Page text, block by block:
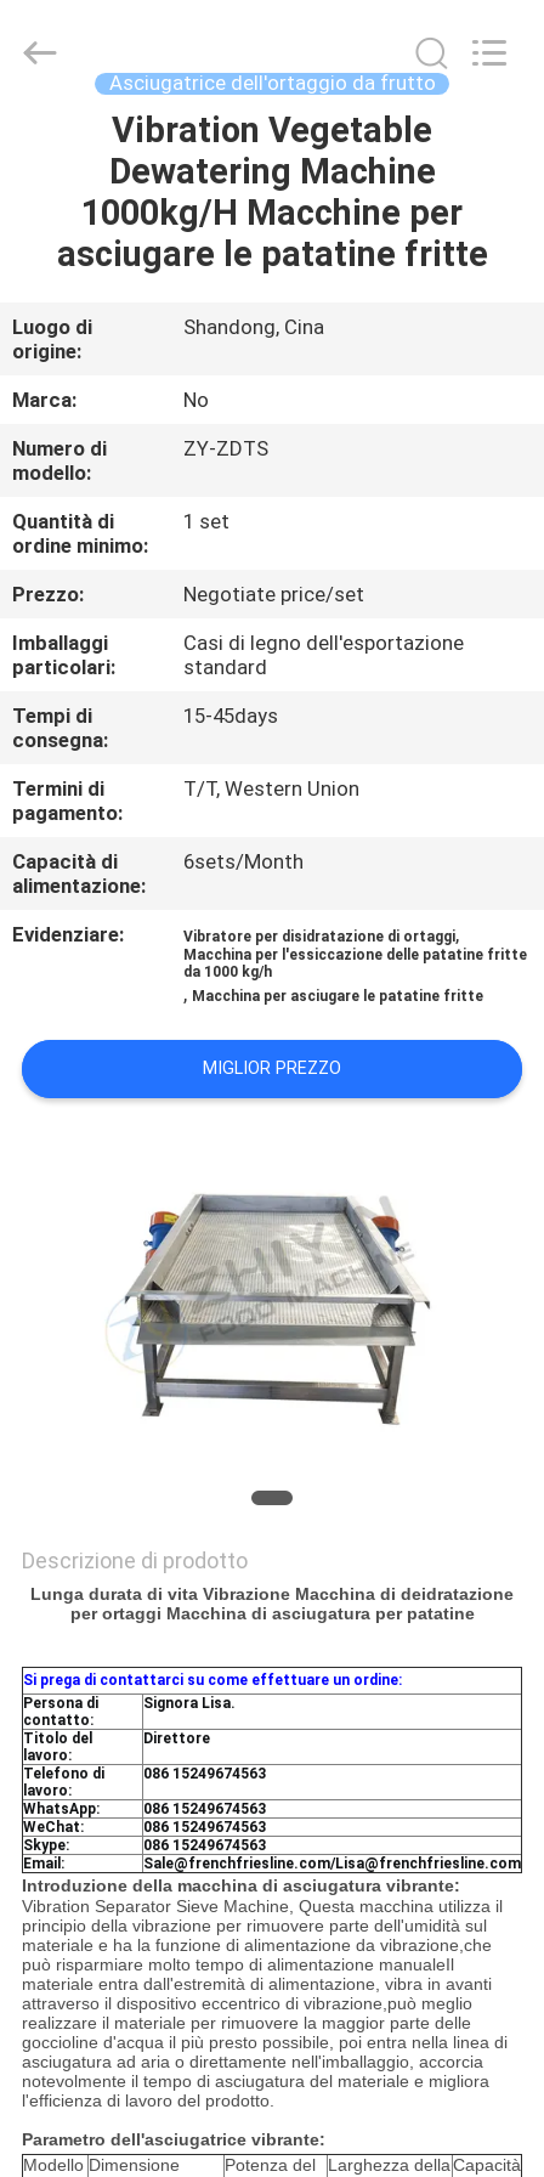
PRODOTTI
NOI
GIRO
DELLA
FABBRICA
CONTROLLO
DI
QUALITÀ
CONTATTICI
NOTIZIE
CASI
SITO
Asciugatrice dell'ortaggio da frutto
Vibration Vegetable
Dewatering Machine
1000kg/H Macchine per
asciugare le patatine fritte
Luogo di
origine:
Shandong, Cina
Marca:
No
Numero di
modello:
ZY-ZDTS
Quantità di
ordine minimo:
1 set
Prezzo:
Negotiate price/set
Imballaggi
particolari:
Casi di legno dell'esportazione
standard
Tempi di
consegna:
15-45days
Termini di
pagamento:
T/T, Western Union
Capacità di
alimentazione:
6sets/Month
Evidenziare: Vibratore per disidratazione di ortaggi,
Macchina per l'essiccazione delle patatine fritte
da 1000 kg/h
, Macchina per asciugare le patatine fritte
MIGLIOR PREZZO
Descrizione di prodotto
Lunga durata di vita Vibrazione Macchina di deidratazione
per ortaggi Macchina di asciugatura per patatine
Si prega di contattarci su come effettuare un ordine:
Persona di
contatto:
Signora Lisa.
Titolo del
lavoro:
Direttore
Telefono di
lavoro:
086 15249674563
WhatsApp:
086 15249674563
WeChat:
086 15249674563
Skype:
086 15249674563
Email:
Sale@frenchfriesline.com/Lisa@frenchfriesline.com
Introduzione della macchina di asciugatura vibrante:
Vibration Separator Sieve Machine, Questa macchina utilizza il
principio della vibrazione per rimuovere parte dell'umidità sul
materiale e ha la funzione di alimentazione da vibrazione,che
può risparmiare molto tempo di alimentazione manualeIl
materiale entra dall'estremità di alimentazione, vibra in avanti
attraverso il dispositivo eccentrico di vibrazione,può meglio
realizzare il materiale per rimuovere la maggior parte delle
goccioline d'acqua il più presto possibile, poi entra nella linea di
asciugatura ad aria o direttamente nell'imballaggio, accorcia
notevolmente il tempo di asciugatura del materiale e migliora
l'efficienza di lavoro del prodotto.
Parametro dell'asciugatrice vibrante:
Modello Dimensione
Potenza del
Larghezza dellaCapacità